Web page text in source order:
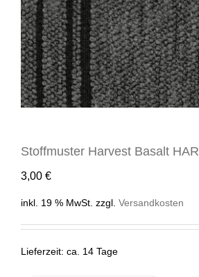
Stoffmuster Harvest Basalt
3,00 €
inkl. 19 % MwSt. zzgl. Versandkosten
Lieferzeit: ca. 14 Tage